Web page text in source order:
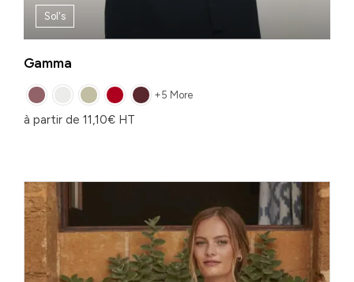
Sol's
Gamma
+5 More
à partir de 11,10€ HT